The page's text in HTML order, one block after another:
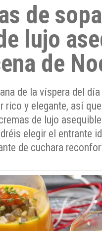
de
lujo
de
de la víspera del
rico y elegante, así
de lujo
elegir el entrante
de cuchara